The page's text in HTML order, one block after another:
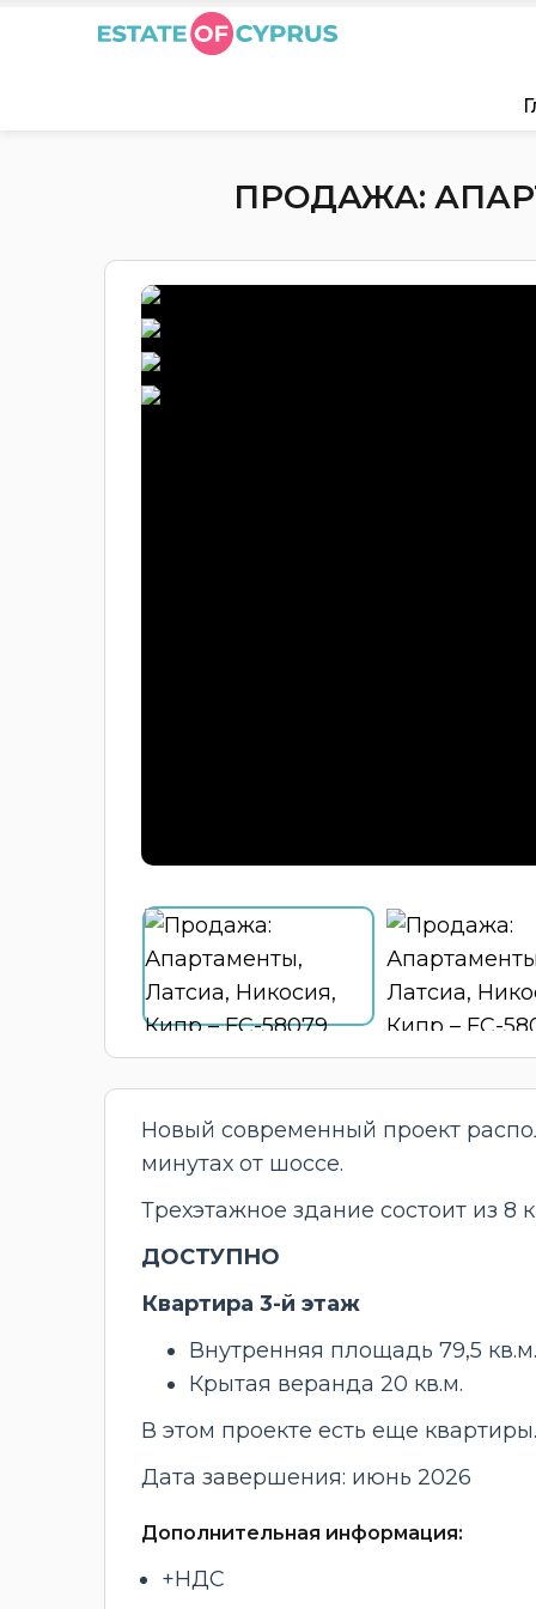
ПРОДАЖА:
Новый современный проект
минутах от шоссе.
Трехэтажное здание состоит из 8
ДОСТУПНО
Квартира 3-й этаж
Внутренняя площадь 79,5 кв.м.
Крытая веранда 20 кв.м.
В этом проекте есть еще квартиры.
Дата завершения: июнь 2026
Дополнительная информация:
+НДС